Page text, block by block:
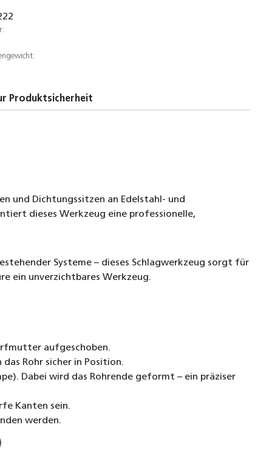
1 Zoll Überwurfmuttern DN20
+ Segmentringe & Dichtung bis
für Solarthermie, Heizung & Sanitär,
korrosionsbeständig bis 600 °C
für Solarleitungen
Produktsicherheit
und Dichtungssitzen an Edelstahl- und
dieses Werkzeug eine professionelle,
Systeme – dieses Schlagwerkzeug sorgt für
ein unverzichtbares Werkzeug.
aufgeschoben.
Rohr sicher in Position.
Dabei wird das Rohrende geformt – ein präziser
Kanten sein.
werden.